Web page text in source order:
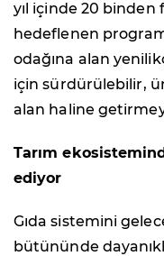
yıl içinde 20 binden
hedeflenen
odağına alan
için sürdürülebilir,
alan haline
Tarım
ediyor
Gıda sistemini
bütününde